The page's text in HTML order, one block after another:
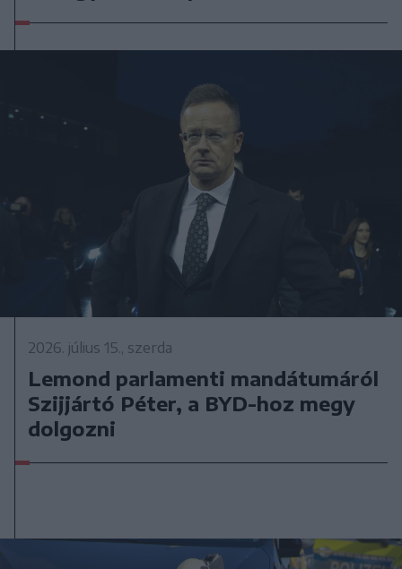
2026. július 15., szerda
Lemond parlamenti mandátumáról
Szijjártó Péter, a BYD-hoz megy
dolgozni